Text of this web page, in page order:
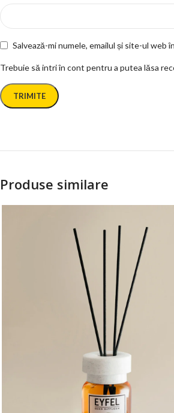
Salvează-mi numele, emailul și site-ul
Trebuie să intri în cont pentru a putea lăsa
Produse similare